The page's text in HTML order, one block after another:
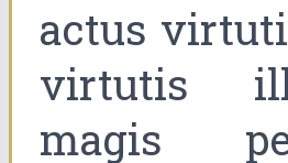
actus
virtutis
magis